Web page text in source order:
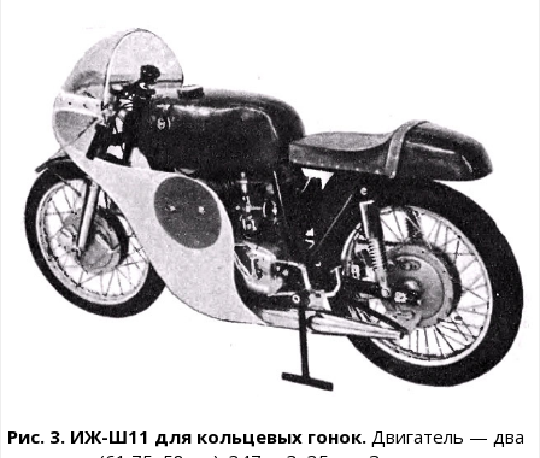
Рис. 3. ИЖ-Ш11 для кольцевых гонок. Двигатель — два